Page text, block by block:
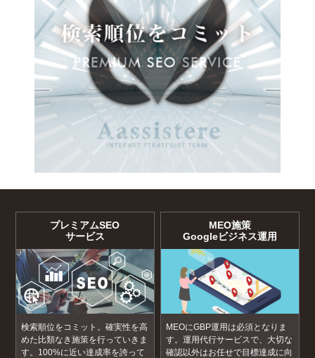
プレミアムSEO
サービス
検索順位をコミット。確実性を高
めた比類なき施策を行っていきま
す。100%に近い達成率を誇って
MEO施策
Googleビジネス運用
MEOにGBP運用は必須となりま
す。運用代行サービスで、大切な
確認以外はお任せで目標達成に向